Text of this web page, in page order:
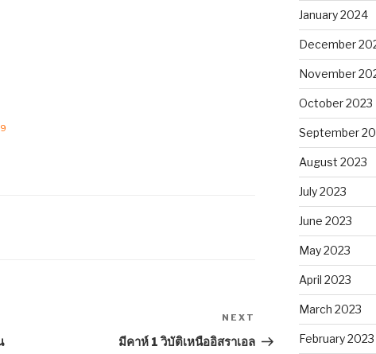
Post
NEXT
มีคาห์ 1 วิบัติเหนืออิสราเอล
January 2024
December
November
October 2023
September
August 2023
July 2023
June 2023
May 2023
April 2023
March 2023
February 2023